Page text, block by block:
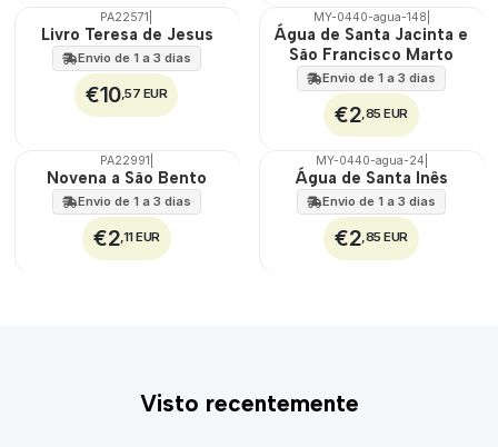
PA22571
Livro Teresa de Jesus
Envio de 1 a 3 dias
€10,57 EUR
🇵🇹
100%
MY-0440-agua-148
Água de Santa Jacinta e
São Francisco Marto
Envio de 1 a 3 dias
€2,85 EUR
PA22991
Novena a São Bento
Envio de 1 a 3 dias
€2,11 EUR
🇵🇹
100%
MY-0440-agua-24
Água de Santa Inês
Envio de 1 a 3 dias
€2,85 EUR
Visto recentemente